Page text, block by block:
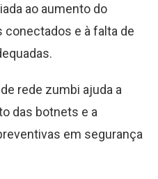
ao aumento do
e à falta de
rede zumbi ajuda a
das botnets e a
em segurança